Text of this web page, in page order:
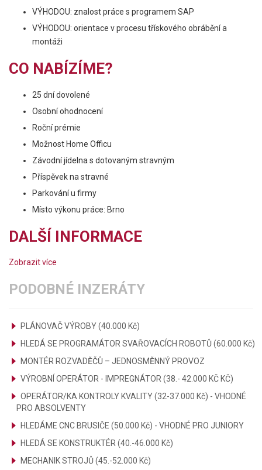
VÝHODOU: znalost práce s programem SAP
VÝHODOU: orientace v procesu třískového obrábění a
montáži
CO NABÍZÍME?
25 dní dovolené
Osobní ohodnocení
Roční prémie
Možnost Home Officu
Závodní jídelna s dotovaným stravným
Příspěvek na stravné
Parkování u firmy
Místo výkonu práce: Brno
DALŠÍ INFORMACE
Zobrazit více
PODOBNÉ INZERÁTY
PLÁNOVAČ VÝROBY (40.000 Kč)
HLEDÁ SE PROGRAMÁTOR SVAŘOVACÍCH ROBOTŮ (60.000 Kč)
MONTÉR ROZVADĚČŮ – JEDNOSMĚNNÝ PROVOZ
VÝROBNÍ OPERÁTOR - IMPREGNÁTOR (38.- 42.000 KČ KČ)
OPERÁTOR/KA KONTROLY KVALITY (32-37.000 Kč) - VHODNÉ
PRO ABSOLVENTY
HLEDÁME CNC BRUSIČE (50.000 Kč) - VHODNÉ PRO JUNIORY
HLEDÁ SE KONSTRUKTÉR (40.-46.000 Kč)
MECHANIK STROJŮ (45.-52.000 Kč)